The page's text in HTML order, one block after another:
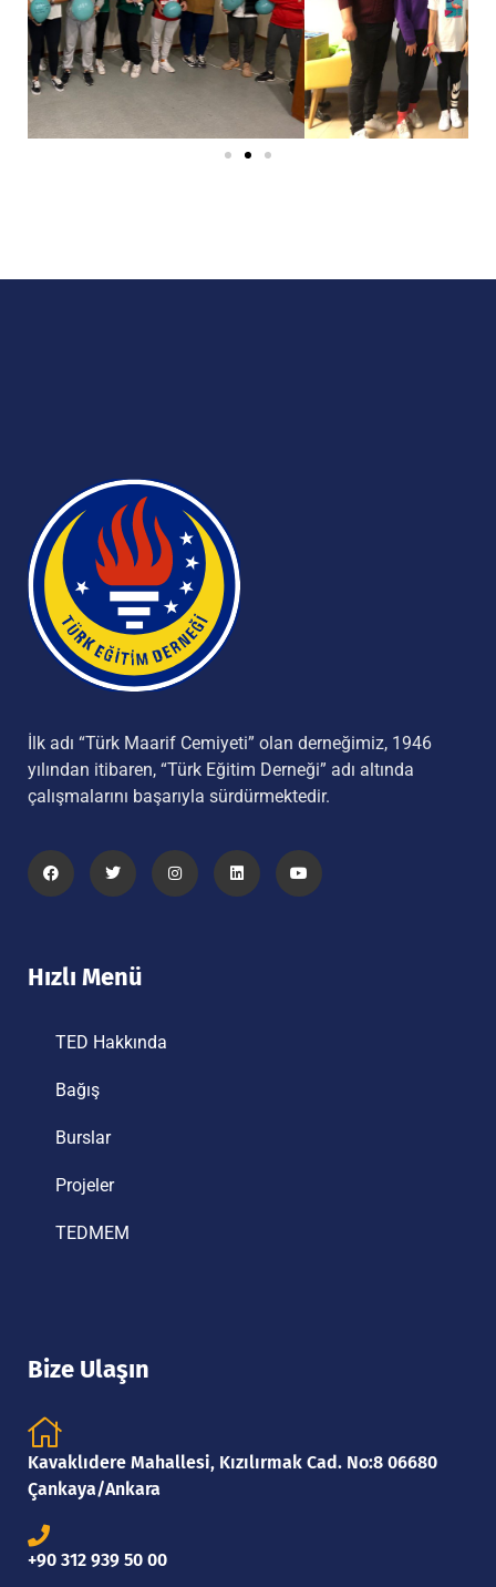
İlk adı “Türk Maarif Cemiyeti” olan derneğimiz, 1946
yılından itibaren, “Türk Eğitim Derneği” adı altında
çalışmalarını başarıyla sürdürmektedir.
Hızlı Menü
TED Hakkında
Bağış
Burslar
Projeler
TEDMEM
Bize Ulaşın
Kavaklıdere Mahallesi, Kızılırmak Cad. No:8 06680
Çankaya/Ankara
+90 312 939 50 00